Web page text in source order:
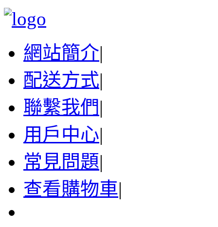
網站簡介|
配送方式|
聯繫我們|
用戶中心|
常見問題|
查看購物車|